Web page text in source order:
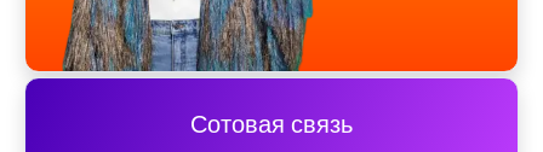
Сотовая связь